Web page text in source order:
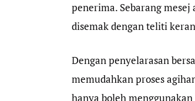
penerima. Sebarang
disemak dengan teliti
Dengan penyelarasan
memudahkan proses
hanya boleh